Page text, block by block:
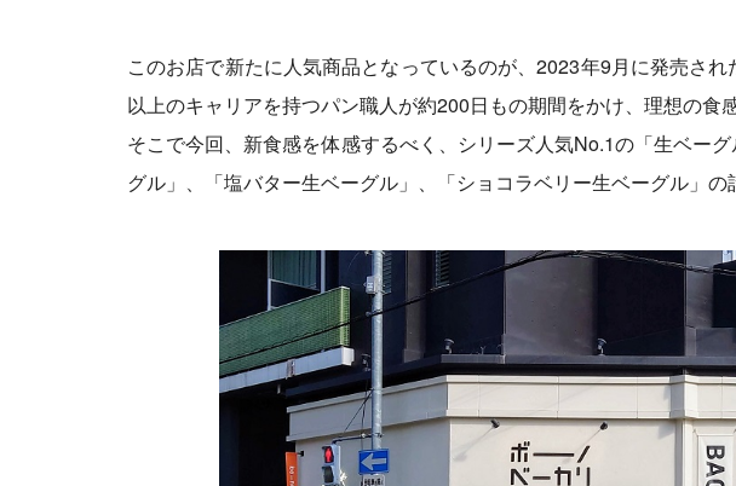
このお店で新たに人気商品となっているのが、2023年9月に発売さ
以上のキャリアを持つパン職人が約200日もの期間をかけ、理想の食
そこで今回、新食感を体感するべく、シリーズ人気No.1の「生ベー
グル」、「塩バター生ベーグル」、「ショコラベリー生ベーグル」の